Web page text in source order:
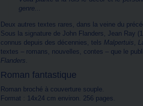
genre...
Deux autres textes rares, dans la veine du
Sous la signature de John Flanders, Jean Ray
connus depuis des décennies, tels Malpertuis,
textes – romans, nouvelles, contes – que le
Flanders.
Roman fantastique
Roman broché à couverture souple.
Format : 14x24 cm environ. 256 pages.